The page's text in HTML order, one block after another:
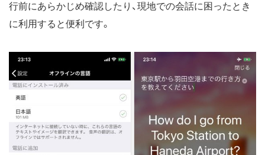
行前にあらかじめ確認したり、現地での会話に困ったとき
に利用すると便利です。